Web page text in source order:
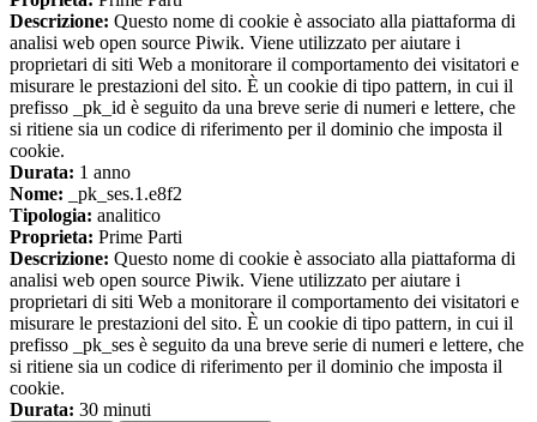
Descrizione: Questo nome di cookie è associato alla piattaforma di
analisi web open source Piwik. Viene utilizzato per aiutare i
proprietari di siti Web a monitorare il comportamento dei visitatori e
misurare le prestazioni del sito. È un cookie di tipo pattern, in cui il
prefisso _pk_id è seguito da una breve serie di numeri e lettere, che
si ritiene sia un codice di riferimento per il dominio che imposta il
cookie.
Durata: 1 anno
Nome: _pk_ses.1.e8f2
Tipologia: analitico
Proprieta: Prime Parti
Descrizione: Questo nome di cookie è associato alla piattaforma di
analisi web open source Piwik. Viene utilizzato per aiutare i
proprietari di siti Web a monitorare il comportamento dei visitatori e
misurare le prestazioni del sito. È un cookie di tipo pattern, in cui il
prefisso _pk_ses è seguito da una breve serie di numeri e lettere, che
si ritiene sia un codice di riferimento per il dominio che imposta il
cookie.
Durata: 30 minuti